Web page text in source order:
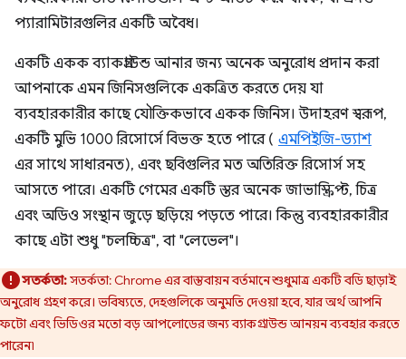
প্যারামিটারগুলির একটি অবৈধ।
একটি একক ব্যাকগ্রাউন্ড আনার জন্য অনেক অনুরোধ প্রদান করা
আপনাকে এমন জিনিসগুলিকে একত্রিত করতে দেয় যা
ব্যবহারকারীর কাছে যৌক্তিকভাবে একক জিনিস। উদাহরণ স্বরূপ,
একটি মুভি 1000 রিসোর্সে বিভক্ত হতে পারে ( এমপিইজি-ড্যাশ
এর সাথে সাধারনত), এবং ছবিগুলির মত অতিরিক্ত রিসোর্স সহ
আসতে পারে। একটি গেমের একটি স্তর অনেক জাভাস্ক্রিপ্ট, চিত্র
এবং অডিও সংস্থান জুড়ে ছড়িয়ে পড়তে পারে। কিন্তু ব্যবহারকারীর
কাছে এটা শুধু "চলচ্চিত্র", বা "লেভেল"।
সতর্কতা:সতর্কতা: Chrome এর বাস্তবায়ন বর্তমানে শুধুমাত্র একটি বডি ছাড়াই
অনুরোধ গ্রহণ করে। ভবিষ্যতে, দেহগুলিকে অনুমতি দেওয়া হবে, যার অর্থ আপনি
ফটো এবং ভিডিওর মতো বড় আপলোডের জন্য ব্যাকগ্রাউন্ড আনয়ন ব্যবহার করতে
পারেন৷